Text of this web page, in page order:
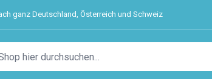
ganz Deutschland, Österreich und Schweiz